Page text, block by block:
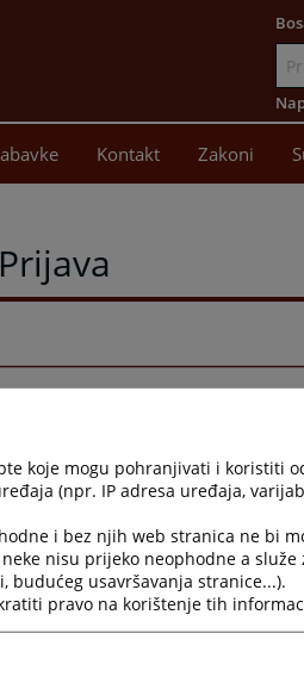
Kontakt Zakoni
Prijava
Prijava
koje mogu pohranjivati i koristiti
(npr. IP adresa uređaja,
i bez njih web stranica ne bi
nisu prijeko neophodne a služe
budućeg usavršavanja stranice...).
pravo na korištenje tih